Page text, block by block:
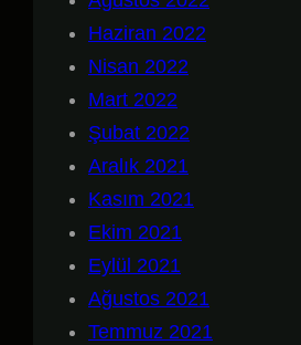
Haziran 2022
Nisan 2022
Mart 2022
Şubat 2022
Aralık 2021
Kasım 2021
Ekim 2021
Eylül 2021
Ağustos 2021
Temmuz 2021